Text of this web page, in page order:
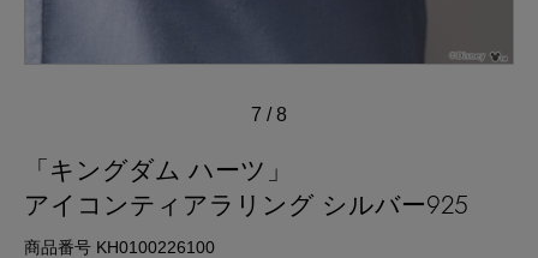
7 /8
「キングダム ハーツ」
アイコンティアラリング シルバー925
商品番号 KH0100226100